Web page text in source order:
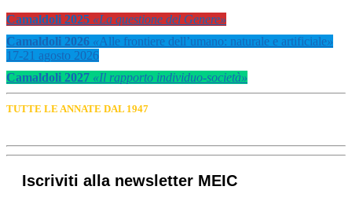
Camaldoli 2025 «La questione del Genere»
Camaldoli 2026 «Alle frontiere dell’umano: naturale e artificiale»
17-21 agosto 2026
Camaldoli 2027 «Il rapporto individuo-società»
TUTTE LE ANNATE DAL 1947
Iscriviti alla newsletter MEIC